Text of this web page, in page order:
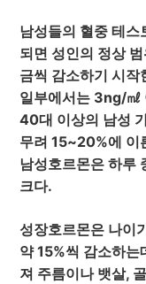
남성들의 혈중 테
되면 성인의 정상
금씩 감소하기 시작
일부에서는 3ng/㎖
40대 이상의 남성
무려 15~20%에 이
남성호르몬은 하루
크다.
성장호르몬은 나이
약 15%씩 감소하
져 주름이나 뱃살,